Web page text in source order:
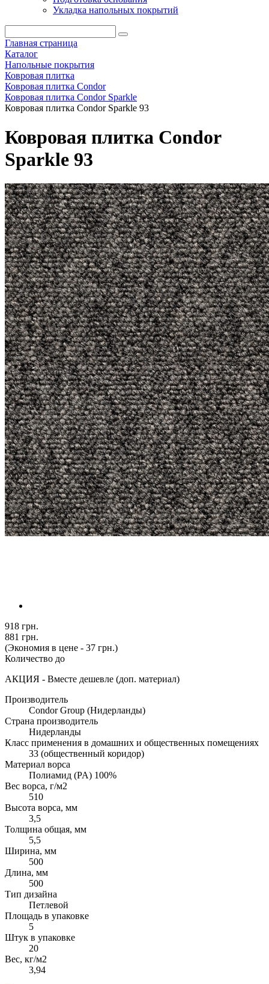
Укладка напольных покрытий
Главная страница
Каталог
Напольные покрытия
Ковровая плитка
Ковровая плитка Condor
Ковровая плитка Condor Sparkle
Ковровая плитка Condor Sparkle 93
Ковровая плитка Condor
Sparkle 93
918 грн.
881 грн.
(Экономия в цене - 37 грн.)
Количество до
АКЦИЯ - Вместе дешевле (доп. материал)
Производитель
Condor Group (Нидерланды)
Страна производитель
Нидерланды
Класс применения в домашних и общественных помещениях
33 (общественный коридор)
Материал ворса
Полиамид (PA) 100%
Вес ворса, г/м2
510
Высота ворса, мм
3,5
Толщина общая, мм
5,5
Ширина, мм
500
Длина, мм
500
Тип дизайна
Петлевой
Площадь в упаковке
5
Штук в упаковке
20
Вес, кг/м2
3,94